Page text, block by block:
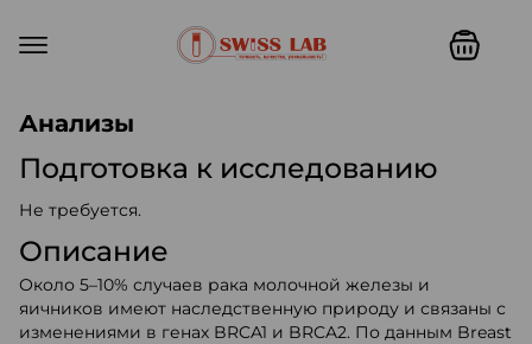
Анализы
Подготовка к исследованию
Не требуется.
Описание
Около 5–10% случаев рака молочной железы и
яичников имеют наследственную природу и связаны с
изменениями в генах BRCA1 и BRCA2. По данным Breast